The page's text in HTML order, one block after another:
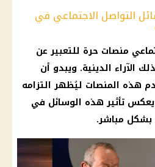
التواصل الاجتماعي في
منصات حرة للتعبير عن
الآراء الدينية. ويبدو أن
هذه المنصات ليُظهر التزامه
تأثير هذه الوسائل في
بشكل مباشر.